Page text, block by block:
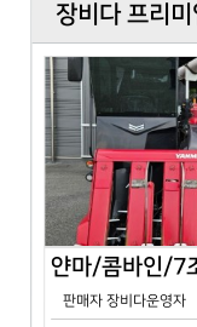
장비다 프리
판매자 장비다운영자